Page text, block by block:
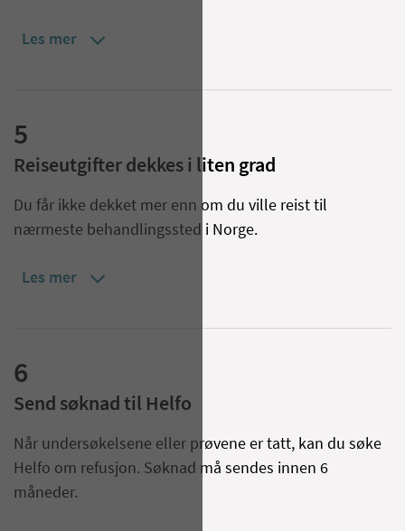
Les mer
5
Reiseutgifter dekkes i liten grad
Du får ikke dekket mer enn om du ville reist til
nærmeste behandlingssted i Norge.
Les mer
6
Send søknad til Helfo
Når undersøkelsene eller prøvene er tatt, kan du søke
Helfo om refusjon. Søknad må sendes innen 6
måneder.